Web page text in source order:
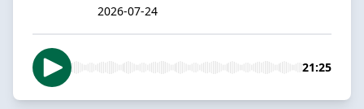
2026-07-24
21:25